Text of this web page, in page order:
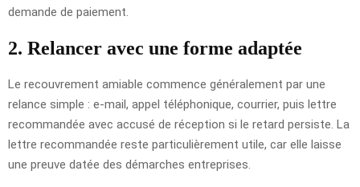
demande de paiement.
2. Relancer avec une forme adaptée
Le recouvrement amiable commence généralement par une
relance simple : e-mail, appel téléphonique, courrier, puis lettre
recommandée avec accusé de réception si le retard persiste. La
lettre recommandée reste particulièrement utile, car elle laisse
une preuve datée des démarches entreprises.